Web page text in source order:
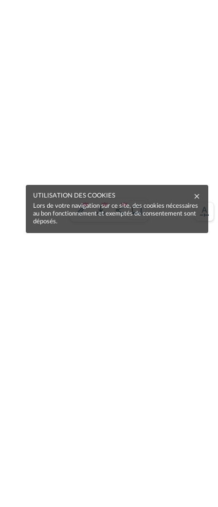
UTILISATION DES COOKIES
Lors de votre navigation sur ce site, des cookies nécessaires
au bon fonctionnement et exemptés de consentement sont
déposés.